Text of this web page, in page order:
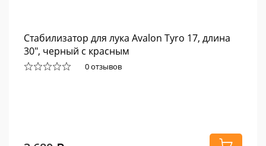
Стабилизатор для лука Avalon Tyro 17, длина
30", черный с красным
0 отзывов